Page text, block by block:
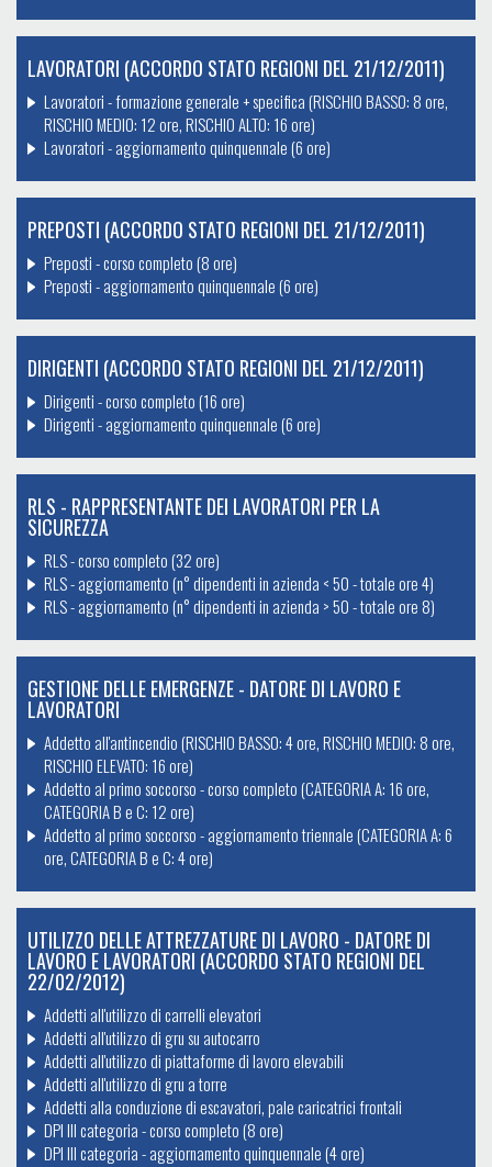
LAVORATORI (ACCORDO STATO REGIONI DEL 21/12/2011)
Lavoratori - formazione generale + specifica (RISCHIO BASSO: 8 ore,
RISCHIO MEDIO: 12 ore, RISCHIO ALTO: 16 ore)
Lavoratori - aggiornamento quinquennale (6 ore)
PREPOSTI (ACCORDO STATO REGIONI DEL 21/12/2011)
Preposti - corso completo (8 ore)
Preposti - aggiornamento quinquennale (6 ore)
DIRIGENTI (ACCORDO STATO REGIONI DEL 21/12/2011)
Dirigenti - corso completo (16 ore)
Dirigenti - aggiornamento quinquennale (6 ore)
RLS - RAPPRESENTANTE DEI LAVORATORI PER LA
SICUREZZA
RLS - corso completo (32 ore)
RLS - aggiornamento (n° dipendenti in azienda < 50 - totale ore 4)
RLS - aggiornamento (n° dipendenti in azienda > 50 - totale ore 8)
GESTIONE DELLE EMERGENZE - DATORE DI LAVORO E
LAVORATORI
Addetto all'antincendio (RISCHIO BASSO: 4 ore, RISCHIO MEDIO: 8 ore,
RISCHIO ELEVATO: 16 ore)
Addetto al primo soccorso - corso completo (CATEGORIA A: 16 ore,
CATEGORIA B e C: 12 ore)
Addetto al primo soccorso - aggiornamento triennale (CATEGORIA A: 6
ore, CATEGORIA B e C: 4 ore)
UTILIZZO DELLE ATTREZZATURE DI LAVORO - DATORE DI
LAVORO E LAVORATORI (ACCORDO STATO REGIONI DEL
22/02/2012)
Addetti all'utilizzo di carrelli elevatori
Addetti all'utilizzo di gru su autocarro
Addetti all'utilizzo di piattaforme di lavoro elevabili
Addetti all'utilizzo di gru a torre
Addetti alla conduzione di escavatori, pale caricatrici frontali
DPI III categoria - corso completo (8 ore)
DPI III categoria - aggiornamento quinquennale (4 ore)